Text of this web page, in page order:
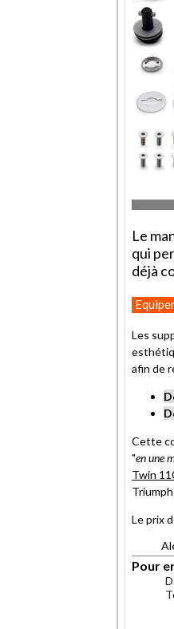
Le
qui
déjà
Les
afin de
Cette
"en une
Twin
Triumph
Le prix
Pour